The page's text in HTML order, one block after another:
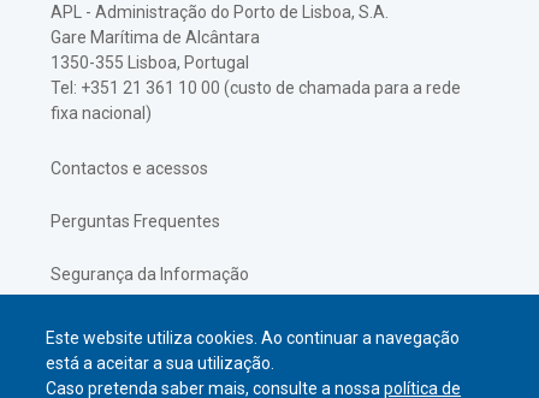
Este website utiliza cookies. Ao continuar a navegação
está a aceitar a sua utilização.
Caso pretenda saber mais, consulte a nossapolítica de
APL - Administração do Porto de Lisboa, S.A.
Gare Marítima de Alcântara
1350-355 Lisboa, Portugal
Tel: +351 21 361 10 00 (custo de chamada para a rede
fixa nacional)
Contactos e acessos
Perguntas Frequentes
Segurança da Informação
Política de Privacidade